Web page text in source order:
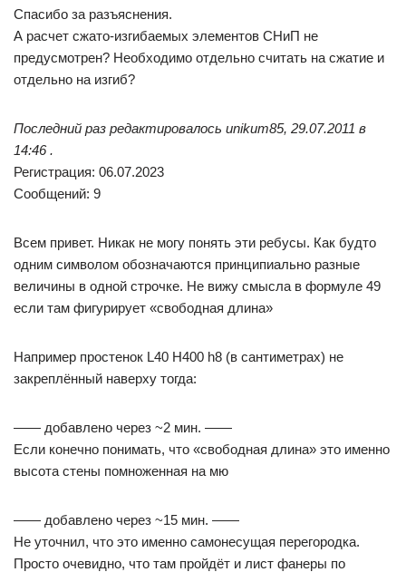
Спасибо за разъяснения.
А расчет сжато-изгибаемых элементов СНиП не
предусмотрен? Необходимо отдельно считать на сжатие и
отдельно на изгиб?
Последний раз редактировалось unikum85, 29.07.2011 в
14:46 .
Регистрация: 06.07.2023
Сообщений: 9
Всем привет. Никак не могу понять эти ребусы. Как будто
одним символом обозначаются принципиально разные
величины в одной строчке. Не вижу смысла в формуле 49
если там фигурирует «свободная длина»
Например простенок L40 H400 h8 (в сантиметрах) не
закреплённый наверху тогда:
—— добавлено через ~2 мин. ——
Если конечно понимать, что «свободная длина» это именно
высота стены помноженная на мю
—— добавлено через ~15 мин. ——
Не уточнил, что это именно самонесущая перегородка.
Просто очевидно, что там пройдёт и лист фанеры по